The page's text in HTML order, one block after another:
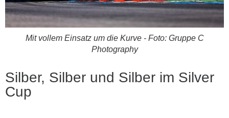
Mit vollem Einsatz um die Kurve - Foto: Gruppe C
Photography
Silber, Silber und Silber im Silver
Cup